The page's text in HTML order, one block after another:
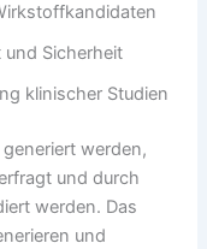
und Sicherheit
klinischer Studien
werden,
und durch
werden. Das
und